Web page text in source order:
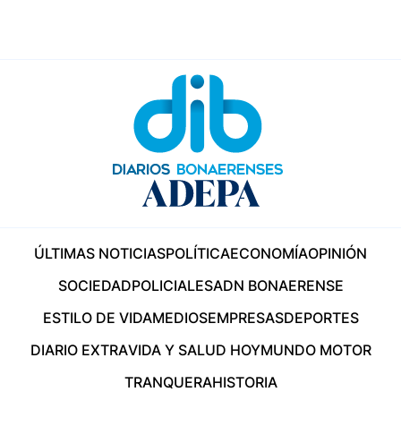
ÚLTIMAS NOTICIASPOLÍTICAECONOMÍAOPINIÓN
SOCIEDADPOLICIALESADN BONAERENSE
ESTILO DE VIDAMEDIOSEMPRESASDEPORTES
DIARIO EXTRAVIDA Y SALUD HOYMUNDO MOTOR
TRANQUERAHISTORIA